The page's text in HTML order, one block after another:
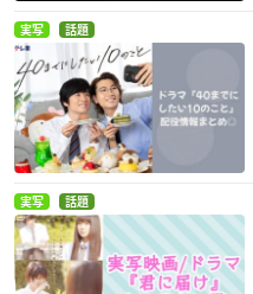
実写 話題
実写 話題